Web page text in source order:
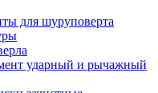
для шуруповерта
ударный и рычажный